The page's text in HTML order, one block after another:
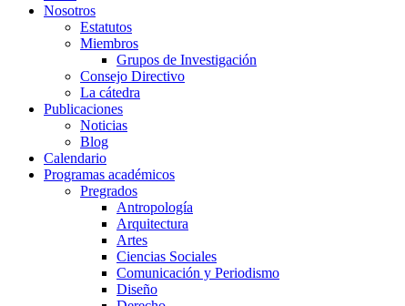
Nosotros
Estatutos
Miembros
Grupos de Investigación
Consejo Directivo
La cátedra
Publicaciones
Noticias
Blog
Calendario
Programas académicos
Pregrados
Antropología
Arquitectura
Artes
Ciencias Sociales
Comunicación y Periodismo
Diseño